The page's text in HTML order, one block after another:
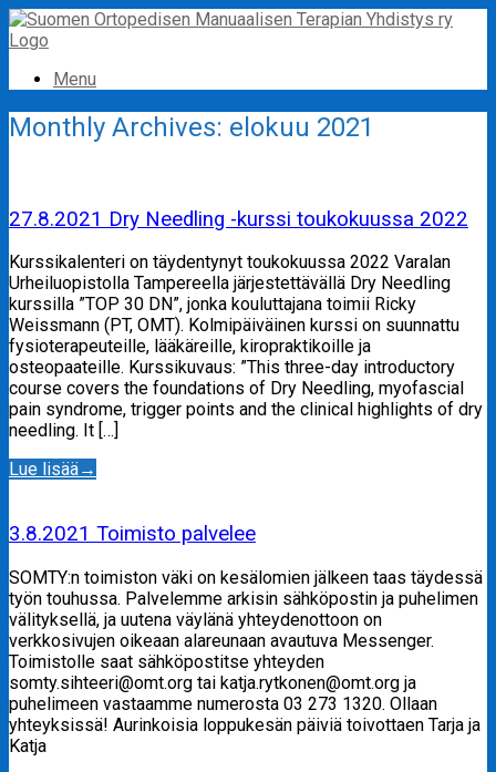
Skip
to
Menu
Monthly Archives: elokuu 2021
27.8.2021 Dry Needling -kurssi toukokuussa 2022
Kurssikalenteri on täydentynyt toukokuussa 2022 Varalan
Urheiluopistolla Tampereella järjestettävällä Dry Needling
kurssilla ”TOP 30 DN”, jonka kouluttajana toimii Ricky
Weissmann (PT, OMT). Kolmipäiväinen kurssi on suunnattu
fysioterapeuteille, lääkäreille, kiropraktikoille ja
osteopaateille. Kurssikuvaus: ”This three-day introductory
course covers the foundations of Dry Needling, myofascial
pain syndrome, trigger points and the clinical highlights of dry
needling. It […]
Lue lisää→
3.8.2021 Toimisto palvelee
SOMTY:n toimiston väki on kesälomien jälkeen taas täydessä
työn touhussa. Palvelemme arkisin sähköpostin ja puhelimen
välityksellä, ja uutena väylänä yhteydenottoon on
verkkosivujen oikeaan alareunaan avautuva Messenger.
Toimistolle saat sähköpostitse yhteyden
somty.sihteeri@omt.org tai katja.rytkonen@omt.org ja
puhelimeen vastaamme numerosta 03 273 1320. Ollaan
yhteyksissä! Aurinkoisia loppukesän päiviä toivottaen Tarja ja
Katja